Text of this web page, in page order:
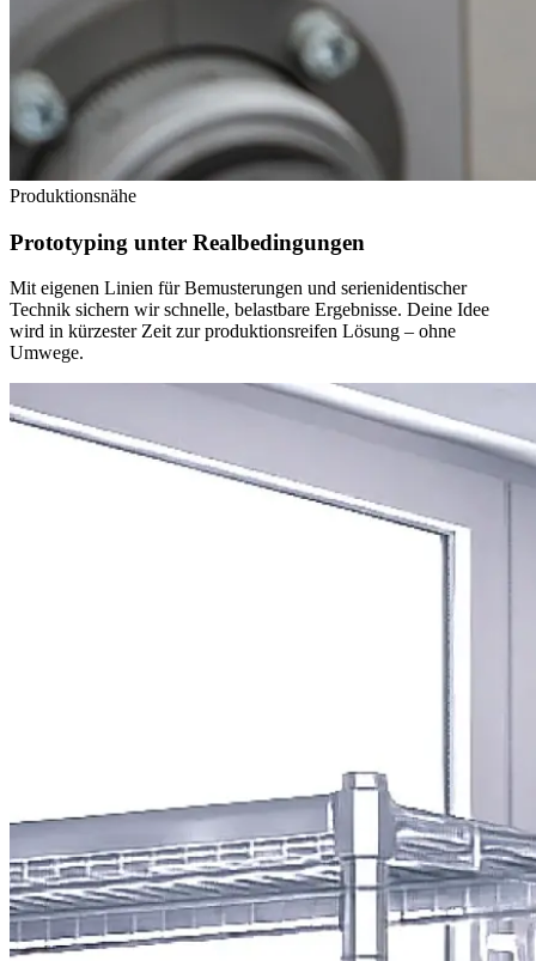
Produktionsnähe
Prototyping unter Realbedingungen
Mit eigenen Linien für Bemusterungen und serienidentischer
Technik sichern wir schnelle, belastbare Ergebnisse. Deine Idee
wird in kürzester Zeit zur produktionsreifen Lösung – ohne
Umwege.